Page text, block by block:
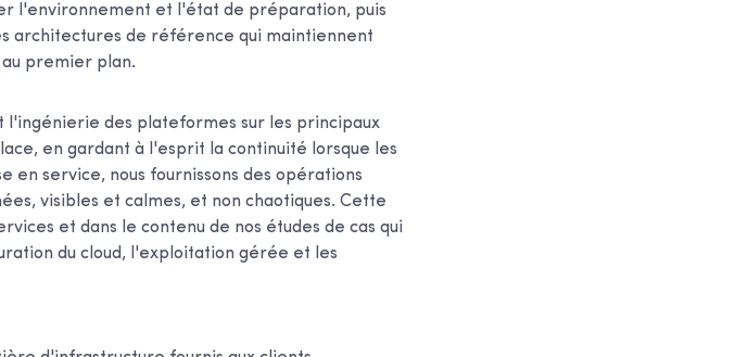
l'environnement et l'état de préparation, puis
architectures de référence qui maintiennent
premier plan.
l'ingénierie des plateformes sur les principaux
en gardant à l'esprit la continuité lorsque les
en service, nous fournissons des opérations
visibles et calmes, et non chaotiques. Cette
et dans le contenu de nos études de cas qui
du cloud, l'exploitation gérée et les